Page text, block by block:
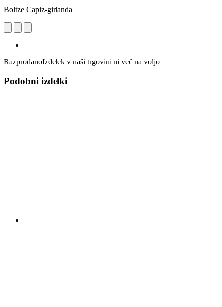
Boltze Capiz-girlanda
RazprodanoIzdelek v naši trgovini ni več na voljo
Podobni izdelki